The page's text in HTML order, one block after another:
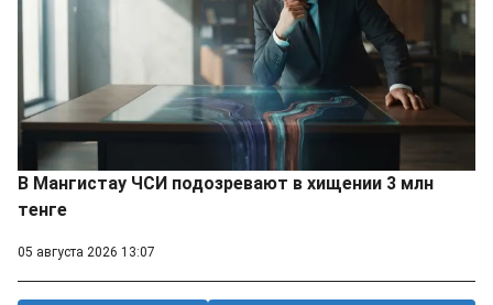
В Мангистау ЧСИ подозревают в хищении 3 млн
тенге
05 августа 2026 13:07